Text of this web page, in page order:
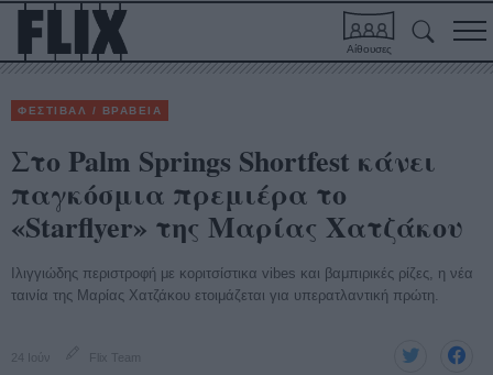
Αίθουσες
ΦΕΣΤΙΒΑΛ / ΒΡΑΒΕΙΑ
Στο Palm Springs Shortfest κάνει
παγκόσμια πρεμιέρα το
«Starflyer» της Μαρίας Χατζάκου
Ιλιγγιώδης περιστροφή με κοριτσίστικα vibes και βαμπιρικές ρίζες, η νέα
ταινία της Μαρίας Χατζάκου ετοιμάζεται για υπερατλαντική πρώτη.
24 Ιούν Flix Team